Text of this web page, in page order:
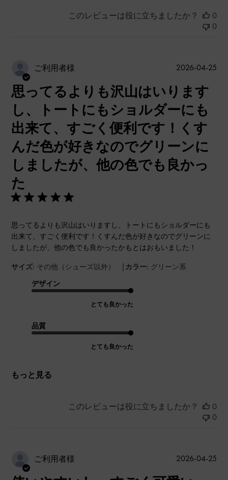
このレビューは役に立ちましたか？
0
0
ご利用者様
思ってるよりも沢山はいります
し、トートにもショルダーにも
出来て、すごく便利です！くす
んだ色が好きなのでグリーンに
しましたが、他の色でも良かっ
た
思ってるよりも沢山はいりますし、トートにもショルダーにも
出来て、すごく便利です！くすんだ色が好きなのでグリーンに
しましたが、他の色でも良かったかもとはおもいました！
サイズ: その他（シューズ以外） | カラー: グリーン系
デザイン
とても良かった
品質
とても良かった
もっと見る
公
2026-04-25
このレビューは役に立ちましたか？
0
0
ご利用者様
公
2026-04-25